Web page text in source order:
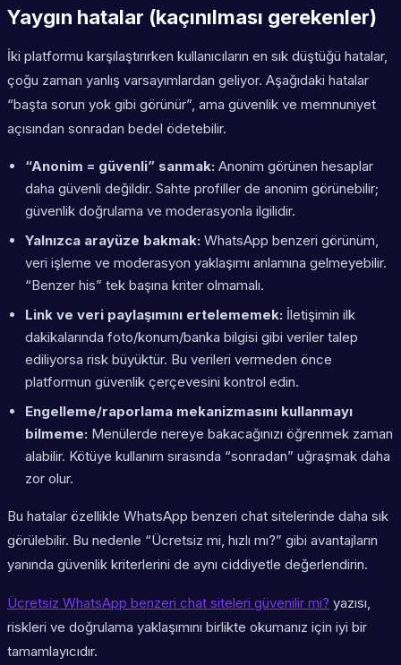
Yaygın hatalar (kaçınılması gerekenler)
İki platformu karşılaştırırken kullanıcıların en sık düştüğü hatalar,
çoğu zaman yanlış varsayımlardan geliyor. Aşağıdaki hatalar
“başta sorun yok gibi görünür”, ama güvenlik ve memnuniyet
açısından sonradan bedel ödetebilir.
“Anonim = güvenli” sanmak: Anonim görünen hesaplar
daha güvenli değildir. Sahte profiller de anonim görünebilir;
güvenlik doğrulama ve moderasyonla ilgilidir.
Yalnızca arayüze bakmak: WhatsApp benzeri görünüm,
veri işleme ve moderasyon yaklaşımı anlamına gelmeyebilir.
“Benzer his” tek başına kriter olmamalı.
Link ve veri paylaşımını ertelememek: İletişimin ilk
dakikalarında foto/konum/banka bilgisi gibi veriler talep
ediliyorsa risk büyüktür. Bu verileri vermeden önce
platformun güvenlik çerçevesini kontrol edin.
Engelleme/raporlama mekanizmasını kullanmayı
bilmeme: Menülerde nereye bakacağınızı öğrenmek zaman
alabilir. Kötüye kullanım sırasında “sonradan” uğraşmak daha
zor olur.
Bu hatalar özellikle WhatsApp benzeri chat sitelerinde daha sık
görülebilir. Bu nedenle “Ücretsiz mi, hızlı mı?” gibi avantajların
yanında güvenlik kriterlerini de aynı ciddiyetle değerlendirin.
Ücretsiz WhatsApp benzeri chat siteleri güvenilir mi? yazısı,
riskleri ve doğrulama yaklaşımını birlikte okumanız için iyi bir
tamamlayıcıdır.